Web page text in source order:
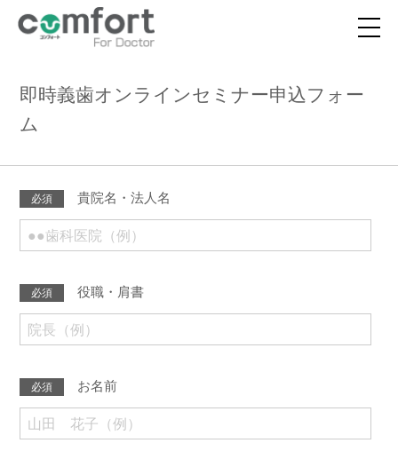
即時義歯オンラインセミナー申込フォー
ム
必須 貴院名・法人名
必須 役職・肩書
必須 お名前